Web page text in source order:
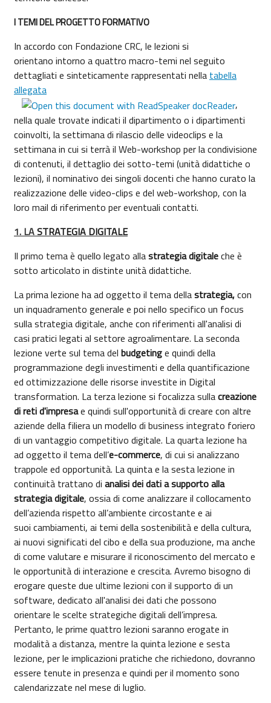
I TEMI DEL PROGETTO FORMATIVO
In accordo con Fondazione CRC, le lezioni si
orientano intorno a quattro macro-temi nel seguito
dettagliati e sinteticamente rappresentati nella tabella
allegata
,
nella quale trovate indicati il dipartimento o i dipartimenti
coinvolti, la settimana di rilascio delle videoclips e la
settimana in cui si terrà il Web-workshop per la condivisione
di contenuti, il dettaglio dei sotto-temi (unità didattiche o
lezioni), il nominativo dei singoli docenti che hanno curato la
realizzazione delle video-clips e del web-workshop, con la
loro mail di riferimento per eventuali contatti.
1. LASTRATEGIA DIGITALE
Il primo tema è quello legato allastrategia digitaleche è
sotto articolato in distinte unità didattiche.
La prima lezione ha ad oggetto il tema dellastrategia,con
un inquadramento generale e poi nello specifico un focus
sulla strategia digitale, anche con riferimenti all'analisi di
casi pratici legati al settore agroalimentare. La seconda
lezione verte sul tema del budgetinge quindi della
programmazione degli investimenti e della quantificazione
ed ottimizzazione delle risorse investite in Digital
transformation. La terza lezione si focalizza sullacreazione
di reti d'impresae quindi sull'opportunità di creare con altre
aziende della filiera un modello di business integrato foriero
di un vantaggio competitivo digitale. La quarta lezione ha
ad oggetto il tema dell’e-commerce, di cui si analizzano
trappole ed opportunità. La quinta e la sesta lezione in
continuità trattano di analisi dei dati a supporto alla
strategia digitale, ossia di come analizzare il collocamento
dell’azienda rispetto all’ambiente circostante e ai
suoi cambiamenti, ai temi della sostenibilità e della cultura,
ai nuovi significati del cibo e della sua produzione, ma anche
di come valutare e misurare il riconoscimento del mercato e
le opportunità di interazione e crescita. Avremo bisogno di
erogare queste due ultime lezioni con il supporto di un
software, dedicato all'analisi dei dati che possono
orientare le scelte strategiche digitali dell’impresa.
Pertanto, le prime quattro lezioni saranno erogate in
modalità a distanza, mentre la quinta lezione e sesta
lezione, per le implicazioni pratiche che richiedono, dovranno
essere tenute in presenza e quindi per il momento sono
calendarizzate nel mese di luglio.